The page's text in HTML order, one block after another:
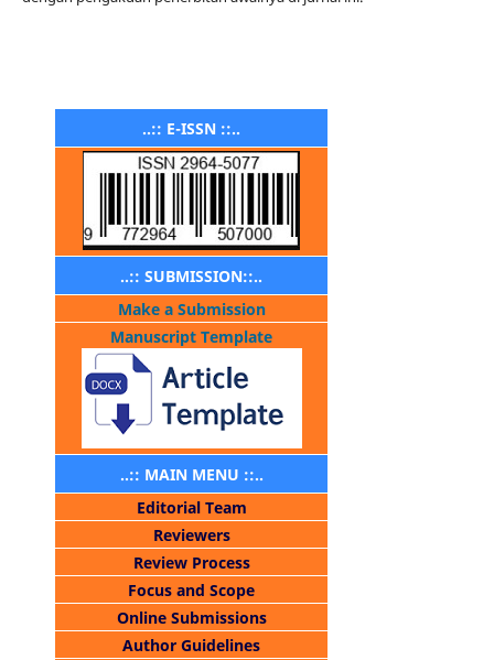
..:: E-ISSN ::..
..:: SUBMISSION::..
Make a Submission
Manuscript Template
..:: MAIN MENU ::..
Editorial Team
Reviewers
Review Process
Focus and Scope
Online Submissions
Author Guidelines